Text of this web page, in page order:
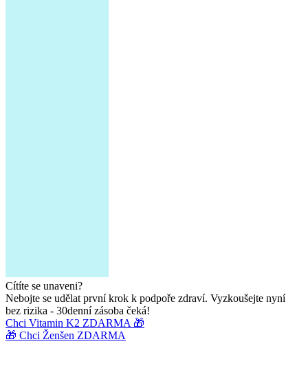
Cítíte se unaveni?
Nebojte se udělat první krok k podpoře zdraví. Vyzkoušejte nyní
bez rizika - 30denní zásoba čeká!
Chci Vitamin K2 ZDARMA 🎁
🎁 Chci Ženšen ZDARMA